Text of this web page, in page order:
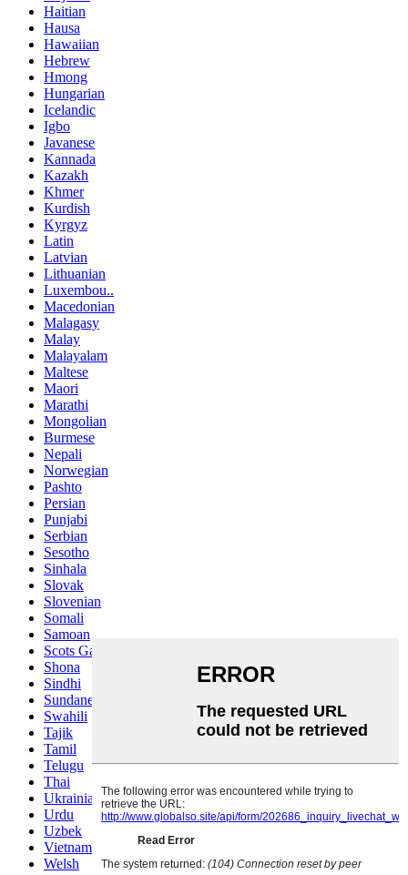
Haitian
Hausa
Hawaiian
Hebrew
Hmong
Hungarian
Icelandic
Igbo
Javanese
Kannada
Kazakh
Khmer
Kurdish
Kyrgyz
Latin
Latvian
Lithuanian
Luxembou..
Macedonian
Malagasy
Malay
Malayalam
Maltese
Maori
Marathi
Mongolian
Burmese
Nepali
Norwegian
Pashto
Persian
Punjabi
Serbian
Sesotho
Sinhala
Slovak
Slovenian
Somali
Samoan
Scots Gaelic
Shona
Sindhi
Sundanese
Swahili
Tajik
Tamil
Telugu
Thai
Ukrainian
Urdu
Uzbek
Vietnamese
Welsh